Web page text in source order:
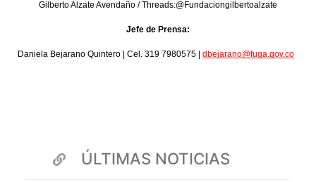
Gilberto Alzate Avendaño / Threads:@Fundaciongilbertoalzate
Jefe de Prensa:
Daniela Bejarano Quintero | Cel. 319 7980575 | dbejarano@fuga.gov.co
ÚLTIMAS NOTICIAS